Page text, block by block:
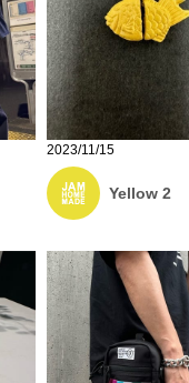
2023/11/15
Yellow 2